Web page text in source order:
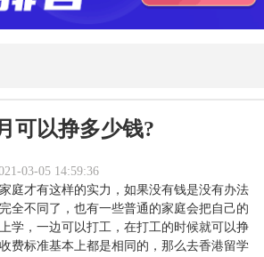
可以挣多少钱?
03-05 14:59:36
庭才有这样的实力，如果没有钱是没有办法
全不同了，也有一些普通的家庭会把自己的
学，一边可以打工，在打工的时候就可以挣
费标准基本上都是相同的，那么去香港留学